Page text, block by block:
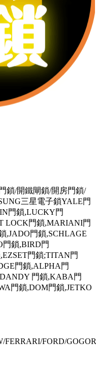
鎖/開鐵閘鎖/開房門鎖/
三星電子鎖YALE門
門鎖,LUCKY門
LOCK門鎖,MARIANI門
,JADO門鎖,SCHLAGE
門鎖,BIRD門
門鎖;TITAN門
門鎖,ALPHA門
門鎖,KABA門
門鎖,DOM門鎖,JETKO
FORD/